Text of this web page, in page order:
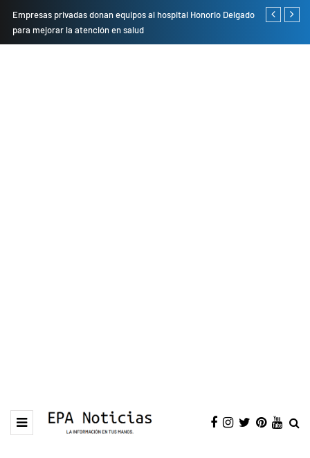
Empresas privadas donan equipos al hospital Honorio Delgado
para mejorar la atención en salud
Cambio de